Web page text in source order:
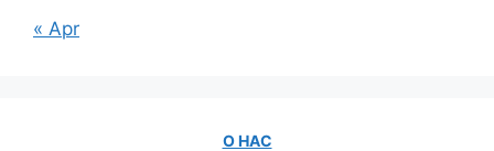
« Apr
О НАС